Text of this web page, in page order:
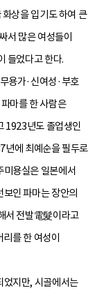
화상을 입기도 하여 큰
서 많은 여성들이
들었다고 한다.
용가·신여성·부호
마를 한 사람은
1923년도 졸업생인
년에 최예순을 필두로
용실은 일본에서
인 파마는 장안의
서 전발電髮이라고
를 한 여성이
었지만, 시골에서는